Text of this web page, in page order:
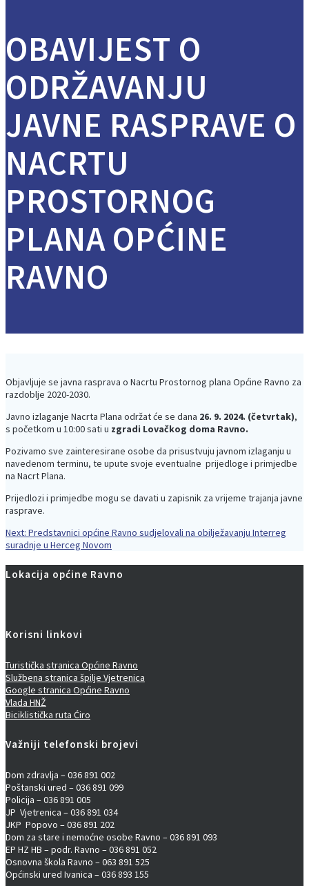
OBAVIJEST O
ODRŽAVANJU
JAVNE RASPRAVE O
NACRTU
PROSTORNOG
PLANA OPĆINE
RAVNO
Objavljuje se javna rasprava o Nacrtu Prostornog plana Općine Ravno za
razdoblje 2020-2030.
Javno izlaganje Nacrta Plana održat će se dana 26. 9. 2024. (četvrtak),
s početkom u 10:00 sati u zgradi Lovačkog doma Ravno.
Pozivamo sve zainteresirane osobe da prisustvuju javnom izlaganju u
navedenom terminu, te upute svoje eventualne prijedloge i primjedbe
na Nacrt Plana.
Prijedlozi i primjedbe mogu se davati u zapisnik za vrijeme trajanja javne
rasprave.
Navigacija
objava
Next: Next
post:
Predstavnici općine Ravno sudjelovali na obilježavanju Interreg
suradnje u Herceg Novom
Lokacija općine Ravno
Korisni linkovi
Turistička stranica Općine Ravno
Službena stranica špilje Vjetrenica
Google stranica Općine Ravno
Vlada HNŽ
Biciklistička ruta Ćiro
Važniji telefonski brojevi
Dom zdravlja – 036 891 002
Poštanski ured – 036 891 099
Policija – 036 891 005
JP Vjetrenica – 036 891 034
JKP Popovo – 036 891 202
Dom za stare i nemoćne osobe Ravno – 036 891 093
EP HZ HB – podr. Ravno – 036 891 052
Osnovna škola Ravno – 063 891 525
Općinski ured Ivanica – 036 893 155